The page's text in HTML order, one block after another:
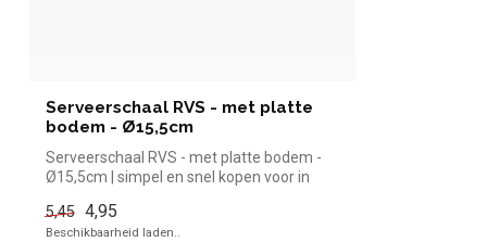
Serveerschaal RVS - met platte
bodem - Ø15,5cm
Serveerschaal RVS - met platte bodem -
Ø15,5cm | simpel en snel kopen voor in
5,45 4,95
Beschikbaarheid laden..